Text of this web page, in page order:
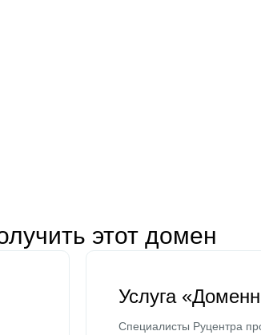
этот домен
Услуга
Специалисты Руцентра